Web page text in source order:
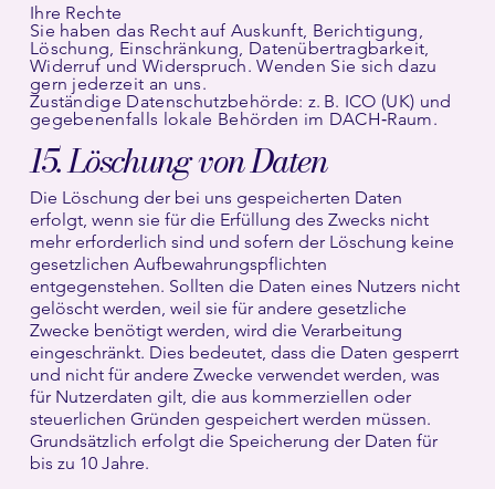
Ihre Rechte
Sie haben das Recht auf Auskunft, Berichtigung,
Löschung, Einschränkung, Datenübertragbarkeit,
Widerruf und Widerspruch. Wenden Sie sich dazu
gern jederzeit an uns.
Zuständige Datenschutzbehörde: z. B. ICO (UK) und
gegebenenfalls lokale Behörden im DACH‑Raum.
15. Löschung von Daten
Die Löschung der bei uns gespeicherten Daten
erfolgt, wenn sie für die Erfüllung des Zwecks nicht
mehr erforderlich sind und sofern der Löschung keine
gesetzlichen Aufbewahrungspflichten
entgegenstehen. Sollten die Daten eines Nutzers nicht
gelöscht werden, weil sie für andere gesetzliche
Zwecke benötigt werden, wird die Verarbeitung
eingeschränkt. Dies bedeutet, dass die Daten gesperrt
und nicht für andere Zwecke verwendet werden, was
für Nutzerdaten gilt, die aus kommerziellen oder
steuerlichen Gründen gespeichert werden müssen.
Grundsätzlich erfolgt die Speicherung der Daten für
bis zu 10 Jahre.